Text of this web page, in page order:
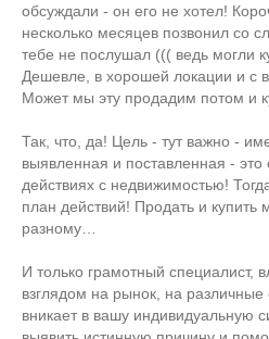
обсуждали - он его не хотел!
несколько месяцев позвонил со
тебе не послушал ((( ведь могли
Дешевле, в хорошей локации и с
Может мы эту продадим потом и
Так, что, да! Цель - тут важно -
выявленная и поставленная -
действиях с недвижимостью!
план действий! Продать и купить
разному…
И только грамотный
взглядом на рынок, на различные
вникает в вашу индивидуальную